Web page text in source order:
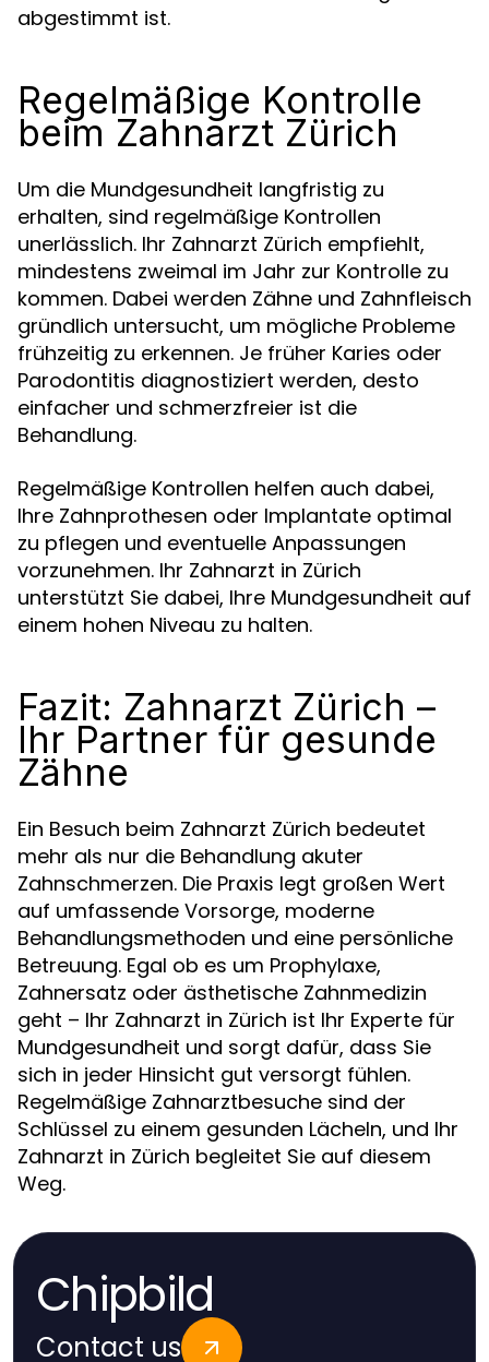
abgestimmt ist.
Regelmäßige Kontrolle
beim Zahnarzt Zürich
Um die Mundgesundheit langfristig zu
erhalten, sind regelmäßige Kontrollen
unerlässlich. Ihr Zahnarzt Zürich empfiehlt,
mindestens zweimal im Jahr zur Kontrolle zu
kommen. Dabei werden Zähne und Zahnfleisch
gründlich untersucht, um mögliche Probleme
frühzeitig zu erkennen. Je früher Karies oder
Parodontitis diagnostiziert werden, desto
einfacher und schmerzfreier ist die
Behandlung.
Regelmäßige Kontrollen helfen auch dabei,
Ihre Zahnprothesen oder Implantate optimal
zu pflegen und eventuelle Anpassungen
vorzunehmen. Ihr Zahnarzt in Zürich
unterstützt Sie dabei, Ihre Mundgesundheit auf
einem hohen Niveau zu halten.
Fazit: Zahnarzt Zürich –
Ihr Partner für gesunde
Zähne
Ein Besuch beim Zahnarzt Zürich bedeutet
mehr als nur die Behandlung akuter
Zahnschmerzen. Die Praxis legt großen Wert
auf umfassende Vorsorge, moderne
Behandlungsmethoden und eine persönliche
Betreuung. Egal ob es um Prophylaxe,
Zahnersatz oder ästhetische Zahnmedizin
geht – Ihr Zahnarzt in Zürich ist Ihr Experte für
Mundgesundheit und sorgt dafür, dass Sie
sich in jeder Hinsicht gut versorgt fühlen.
Regelmäßige Zahnarztbesuche sind der
Schlüssel zu einem gesunden Lächeln, und Ihr
Zahnarzt in Zürich begleitet Sie auf diesem
Weg.
Chipbild
Contact us